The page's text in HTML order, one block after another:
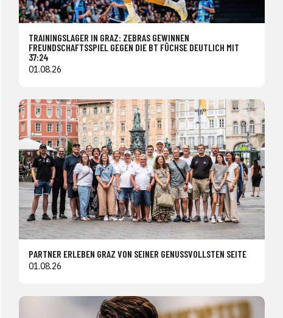
TRAININGSLAGER IN GRAZ: ZEBRAS GEWINNEN
FREUNDSCHAFTSSPIEL GEGEN DIE BT FÜCHSE DEUTLICH MIT
37:24
01.08.26
PARTNER ERLEBEN GRAZ VON SEINER GENUSSVOLLSTEN SEITE
01.08.26